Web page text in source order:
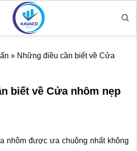
» Những điều cần biết về Cửa
biết về Cửa nhôm nẹp
nhôm được ưa chuộng nhất không